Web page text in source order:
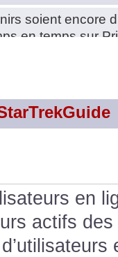
soient encore
en temps sur
JE vous
en
actifs